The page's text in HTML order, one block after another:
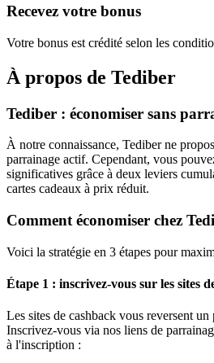
Recevez votre bonus
Votre bonus est crédité selon les
À propos de Tediber
Tediber : économiser sans
À notre connaissance, Tediber ne
parrainage actif. Cependant, vous
significatives grâce à deux leviers
cartes cadeaux à prix réduit.
Comment économiser chez
Voici la stratégie en 3 étapes pour
Étape 1 : inscrivez-vous sur les sites
Les sites de cashback vous reversent un
Inscrivez-vous via nos liens de
à l'inscription :